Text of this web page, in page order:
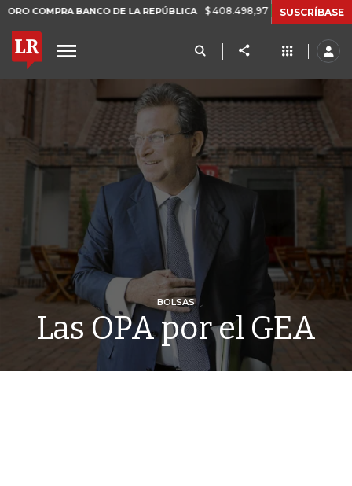
BANCO DE LA REPÚBLICA $ 408.498,97 +$ 8.753,81 +2,19%
SUSCRÍBASE
BOLSAS
Las OPA por el GEA